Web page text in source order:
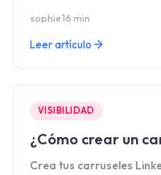
sophie·16 min
Leer artículo
VISIBILIDAD
¿Cómo crear un
Crea tus carruseles